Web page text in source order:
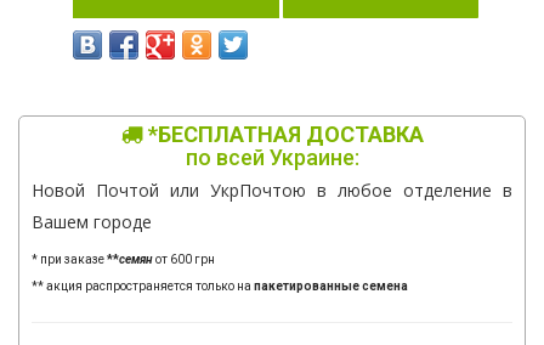
*БЕСПЛАТНАЯ ДОСТАВКА
по всей Украине:
Новой Почтой или УкрПочтою в любое отделение в
Вашем городе
* при заказе**семянот 600 грн
** акция распространяется только на пакетированные семена